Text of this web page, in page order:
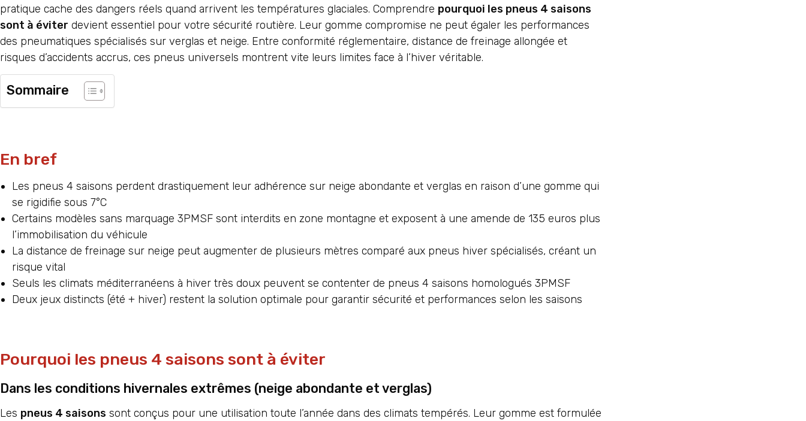
pratique cache des dangers réels quand arrivent les températures glaciales. Comprendre pourquoi les pneus 4 saisons
sont à éviter devient essentiel pour votre sécurité routière. Leur gomme compromise ne peut égaler les performances
des pneumatiques spécialisés sur verglas et neige. Entre conformité réglementaire, distance de freinage allongée et
risques d’accidents accrus, ces pneus universels montrent vite leurs limites face à l’hiver véritable.
Sommaire
En bref
Les pneus 4 saisons perdent drastiquement leur adhérence sur neige abondante et verglas en raison d’une gomme qui
se rigidifie sous 7°C
Certains modèles sans marquage 3PMSF sont interdits en zone montagne et exposent à une amende de 135 euros plus
l’immobilisation du véhicule
La distance de freinage sur neige peut augmenter de plusieurs mètres comparé aux pneus hiver spécialisés, créant un
risque vital
Seuls les climats méditerranéens à hiver très doux peuvent se contenter de pneus 4 saisons homologués 3PMSF
Deux jeux distincts (été + hiver) restent la solution optimale pour garantir sécurité et performances selon les saisons
Pourquoi les pneus 4 saisons sont à éviter
Dans les conditions hivernales extrêmes (neige abondante et verglas)
Les pneus 4 saisons sont conçus pour une utilisation toute l’année dans des climats tempérés. Leur gomme est formulée